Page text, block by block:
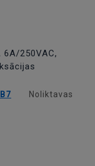
6A/250VAC,
Noliktavas